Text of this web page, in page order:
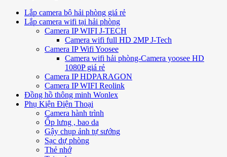
Lắp camera bộ hải phòng giá rẻ
Lắp camera wifi tại hải phòng
Camera IP WIFI J-TECH
Camera wifi full HD 2MP J-Tech
Camera IP Wifi Yoosee
Camera wifi hải phòng-Camera yoosee HD
1080P giá rẻ
Camera IP HDPARAGON
Camera IP WIFI Reolink
Đồng hồ thông minh Wonlex
Phụ Kiện Điện Thoại
Camera hành trình
Ốp lưng , bao da
Gậy chụp ảnh tự sướng
Sạc dự phòng
Thẻ nhớ